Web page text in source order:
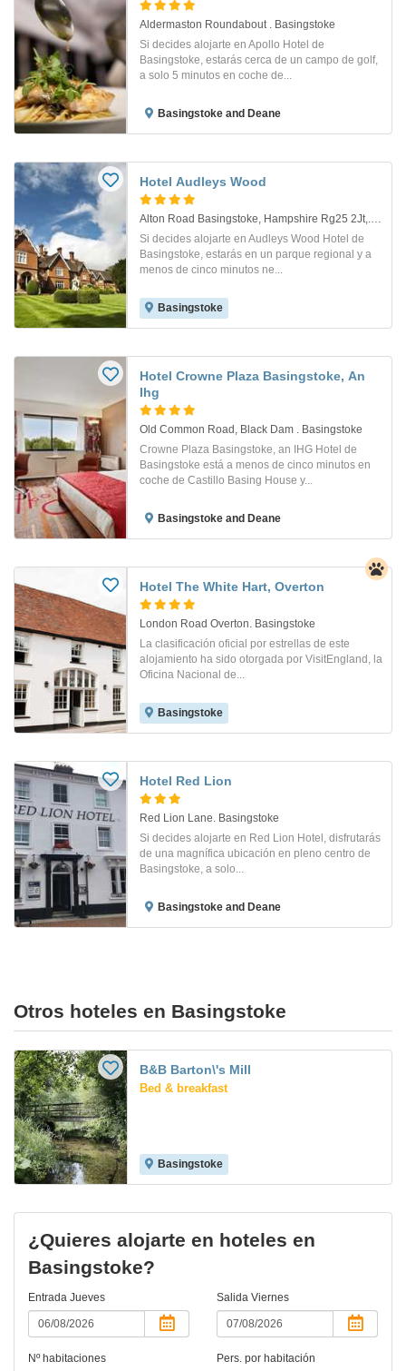
Aldermaston Roundabout . Basingstoke
Si decides alojarte en Apollo Hotel de
Basingstoke, estarás cerca de un campo de golf,
a solo 5 minutos en coche de...
Basingstoke and Deane
Hotel Audleys Wood
Alton Road Basingstoke, Hampshire Rg25 2Jt,. Basingstoke
Si decides alojarte en Audleys Wood Hotel de
Basingstoke, estarás en un parque regional y a
menos de cinco minutos ne...
Basingstoke
Hotel Crowne Plaza Basingstoke, An
Ihg
Old Common Road, Black Dam . Basingstoke
Crowne Plaza Basingstoke, an IHG Hotel de
Basingstoke está a menos de cinco minutos en
coche de Castillo Basing House y...
Basingstoke and Deane
Hotel The White Hart, Overton
London Road Overton. Basingstoke
La clasificación oficial por estrellas de este
alojamiento ha sido otorgada por VisitEngland, la
Oficina Nacional de...
Basingstoke
Hotel Red Lion
Red Lion Lane. Basingstoke
Si decides alojarte en Red Lion Hotel, disfrutarás
de una magnífica ubicación en pleno centro de
Basingstoke, a solo...
Basingstoke and Deane
Otros hoteles en Basingstoke
B&B Barton\'s Mill
Bed & breakfast
Basingstoke
¿Quieres alojarte en hoteles en
Basingstoke?
Entrada Jueves Salida Viernes
Nº habitaciones Pers. por habitación